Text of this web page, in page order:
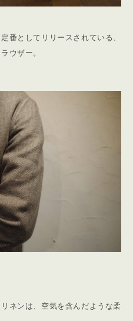
番としてリリースされている、
ウザー。
ネンは、空気を含んだような柔